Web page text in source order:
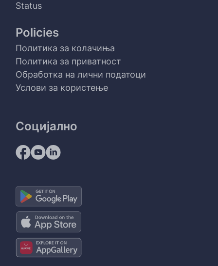
Status
Policies
Политика за колачиња
Политика за приватност
Обработка на лични податоци
Услови за користење
Социјално